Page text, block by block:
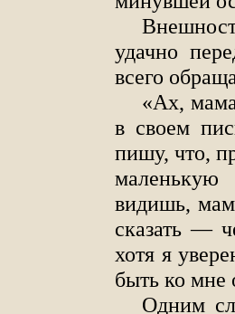
удачно
всего
«Ах,
в своем
пишу, что,
маленькую
видишь,
сказать —
хотя я
быть ко мне
Одним